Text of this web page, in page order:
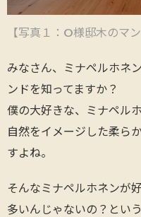
【写真１： O様邸木のマ
みなさん、ミナペルホネ
ンドを知ってますか？
僕の大好きな、ミナペル
自然をイメージした柔ら
すよね。
そんなミナペルホネンが
多いんじゃないの？とい